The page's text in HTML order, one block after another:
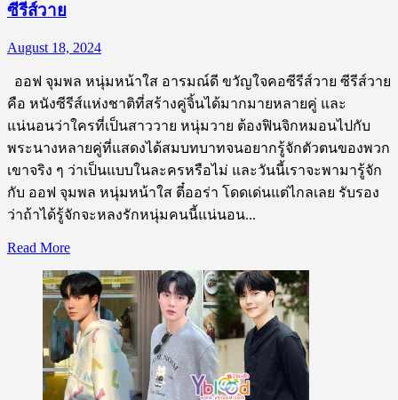
ชาว
ซีรีส์วาย
August 18, 2024
ออฟ จุมพล หนุ่มหน้าใส อารมณ์ดี ขวัญใจคอซีรีส์วาย ซีรีส์วาย
คือ หนังซีรีส์แห่งชาติที่สร้างคู่จิ้นได้มากมายหลายคู่ และ
แน่นอนว่าใครที่เป็นสาววาย หนุ่มวาย ต้องฟินจิกหมอนไปกับ
พระนางหลายคู่ที่แสดงได้สมบทบาทจนอยากรู้จักตัวตนของพวก
เขาจริง ๆ ว่าเป็นแบบในละครหรือไม่ และวันนี้เราจะพามารู้จัก
กับ ออฟ จุมพล หนุ่มหน้าใส ตี๋ออร่า โดดเด่นแต่ไกลเลย รับรอง
ว่าถ้าได้รู้จักจะหลงรักหนุ่มคนนี้แน่นอน...
Read MoreRead
about
เปิด
วาร์
ป
ออฟ
จุมพล